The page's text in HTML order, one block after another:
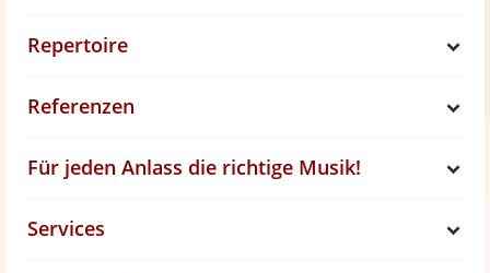
Repertoire
Referenzen
Für jeden Anlass die richtige Musik!
Services